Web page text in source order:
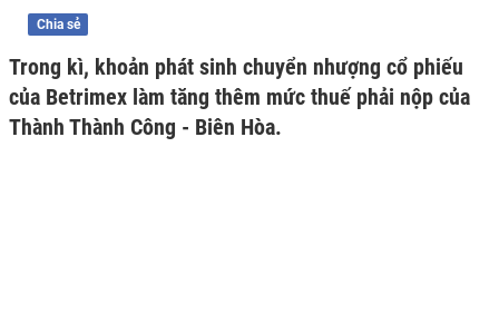
Chia sẻ
Trong kì, khoản phát sinh chuyển nhượng cổ phiếu
của Betrimex làm tăng thêm mức thuế phải nộp của
Thành Thành Công - Biên Hòa.